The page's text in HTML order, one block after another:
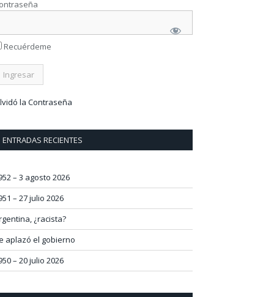
Recuérdeme
la Contraseña
ENTRADAS RECIENTES
– 3 agosto 2026
– 27 julio 2026
¿racista?
aplazó el gobierno
– 20 julio 2026